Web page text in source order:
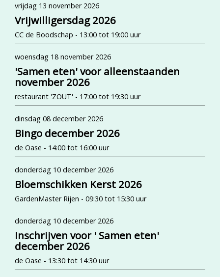
vrijdag 13 november 2026
Vrijwilligersdag 2026
CC de Boodschap - 13:00 tot 19:00 uur
woensdag 18 november 2026
'Samen eten' voor alleenstaanden
november 2026
restaurant 'ZOUT' - 17:00 tot 19:30 uur
dinsdag 08 december 2026
Bingo december 2026
de Oase - 14:00 tot 16:00 uur
donderdag 10 december 2026
Bloemschikken Kerst 2026
GardenMaster Rijen - 09:30 tot 15:30 uur
donderdag 10 december 2026
Inschrijven voor ' Samen eten'
december 2026
de Oase - 13:30 tot 14:30 uur